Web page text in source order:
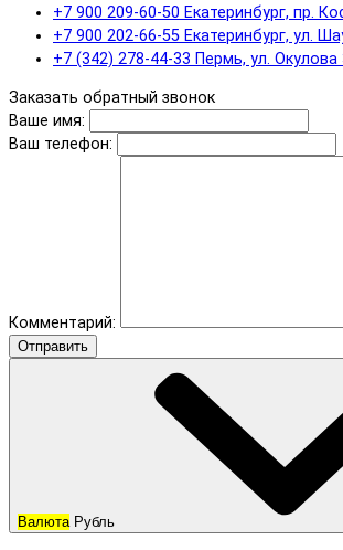
+7 900 209-60-50 Екатеринбург, пр.
+7 900 202-66-55 Екатеринбург, ул.
+7 (342) 278-44-33 Пермь, ул. Окулова
Заказать обратный звонок
Ваше имя:
Ваш телефон:
Комментарий:
Отправить
Валюта Рубль